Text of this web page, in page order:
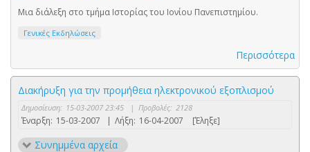
Μια διάλεξη στο τμήμα Ιστορίας του Ιονίου Πανεπιστημίου.
Γενικές Εκδηλώσεις
Περισσότερα
Διακήρυξη για την προμήθεια ηλεκτρονικού εξοπλισμού
Δημοσίευση: 15-03-2007 23:45 | Προβολές: 2128
Έναρξη: 15-03-2007 | Λήξη: 16-04-2007 [Έληξε]
Συνημμένα αρχεία